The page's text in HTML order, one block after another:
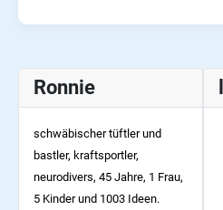
Ronnie
schwäbischer tüftler und
bastler, kraftsportler,
neurodivers, 45 Jahre, 1 Frau,
5 Kinder und 1003 Ideen.